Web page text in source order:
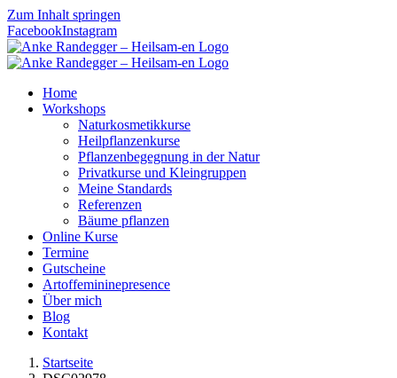
Zum Inhalt springen
FacebookInstagram
Home
Workshops
Naturkosmetikkurse
Heilpflanzenkurse
Pflanzenbegegnung in der Natur
Privatkurse und Kleingruppen
Meine Standards
Referenzen
Bäume pflanzen
Online Kurse
Termine
Gutscheine
Artoffemininepresence
Über mich
Blog
Kontakt
Startseite